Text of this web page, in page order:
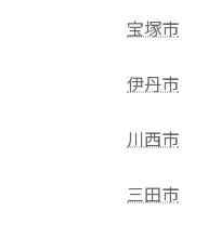
宝塚市
伊丹市
川西市
三田市